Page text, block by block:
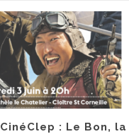
CinéClep : Le Bon, la